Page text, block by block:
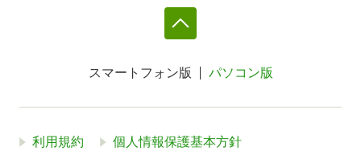
スマートフォン版 パソコン版
利用規約 個人情報保護基本方針